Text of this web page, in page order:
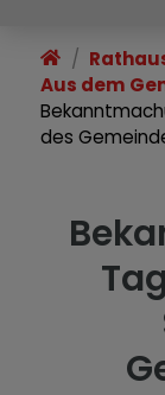
Aus dem
des